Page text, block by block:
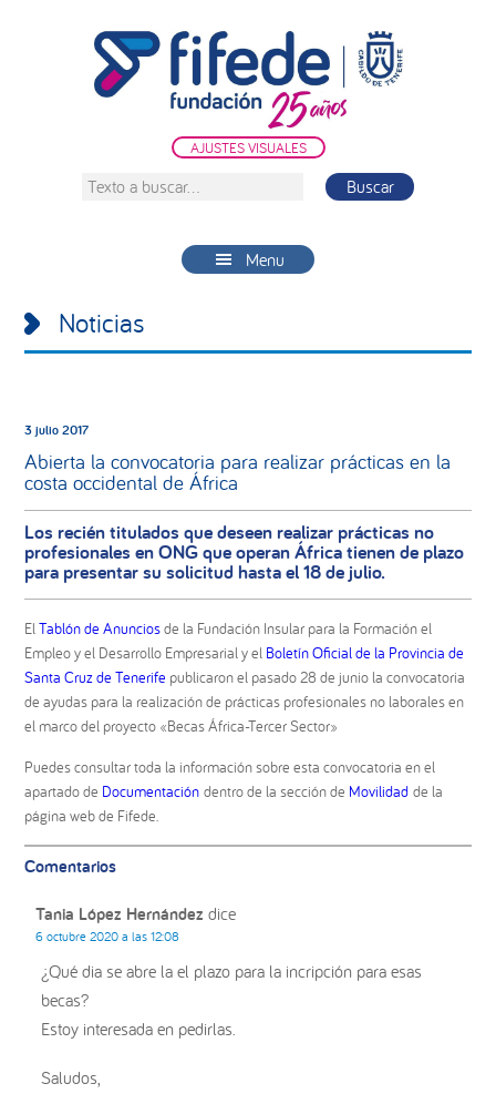
AJUSTES VISUALES
Texto
Menu
Noticias
3 julio 2017
Abierta la convocatoria para realizar prácticas en la
costa occidental de África
Los recién titulados que deseen realizar prácticas no
profesionales en ONG que operan África tienen de plazo
para presentar su solicitud hasta el 18 de julio.
ElTablón de Anunciosde la Fundación Insular para la Formación el
Empleo y el Desarrollo Empresarial y el Boletín Oficial de la Provincia de
Santa Cruz de Tenerife publicaron el pasado 28 de junio la convocatoria
de ayudas para la realización de prácticas profesionales no laborales en
el marco del proyecto «Becas África-Tercer Sector»
Puedes consultar toda la información sobre esta convocatoria en el
apartado de Documentación dentro de la sección de Movilidad de la
página web de Fifede.
Interacciones
con
lectores
Comentarios
Tania López Hernández dice
6 octubre 2020 a las 12:08
¿Qué dia se abre la el plazo para la incripción para esas
becas?
Estoy interesada en pedirlas.
Saludos,